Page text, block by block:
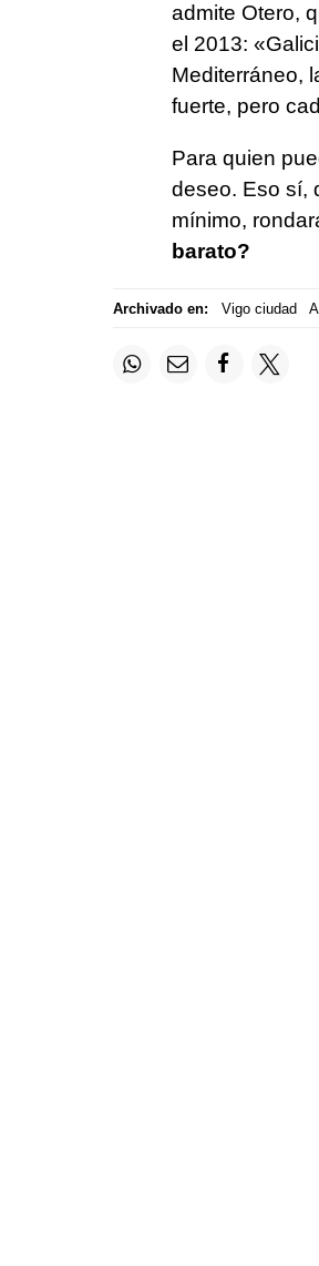
admite Otero,
el 2013:
Mediterráneo,
fuerte, pero
Para quien
deseo. Eso sí,
mínimo,
barato?
Archivado en: Vigo ciudad